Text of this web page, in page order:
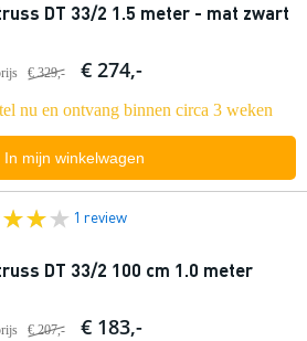
DT 33/2 1.5 meter - mat zwart
€ 329,- € 274,-
nu en ontvang binnen circa 3 weken
In mijn winkelwagen
1 review
DT 33/2 100 cm 1.0 meter
€ 207,- € 183,-